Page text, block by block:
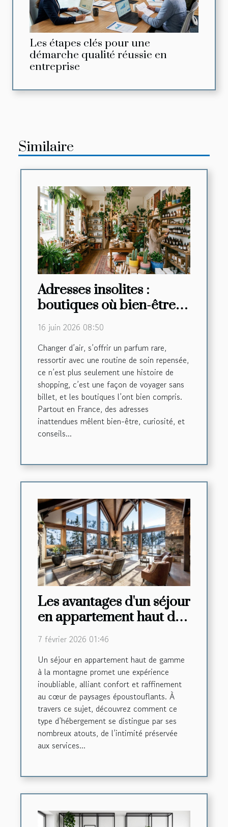
Les étapes clés pour une
démarche qualité réussie en
entreprise
Similaire
Adresses insolites :
boutiques où bien-être
rime avec découverte
16 juin 2026 08:50
Changer d’air, s’offrir un parfum rare,
ressortir avec une routine de soin repensée,
ce n’est plus seulement une histoire de
shopping, c’est une façon de voyager sans
billet, et les boutiques l’ont bien compris.
Partout en France, des adresses
inattendues mêlent bien-être, curiosité, et
conseils...
Les avantages d'un séjour
en appartement haut de
gamme à la montagne
7 février 2026 01:46
Un séjour en appartement haut de gamme
à la montagne promet une expérience
inoubliable, alliant confort et raffinement
au cœur de paysages époustouflants. À
travers ce sujet, découvrez comment ce
type d’hébergement se distingue par ses
nombreux atouts, de l’intimité préservée
aux services...